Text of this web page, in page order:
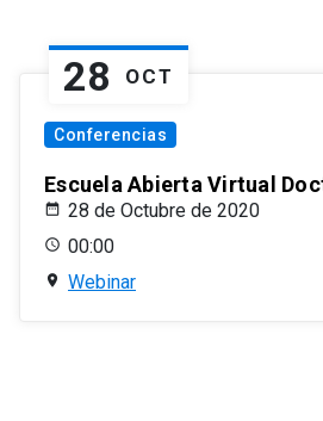
28 OCT
Conferencias
Escuela Abierta Virtual
28 de Octubre de 2020
00:00
Webinar